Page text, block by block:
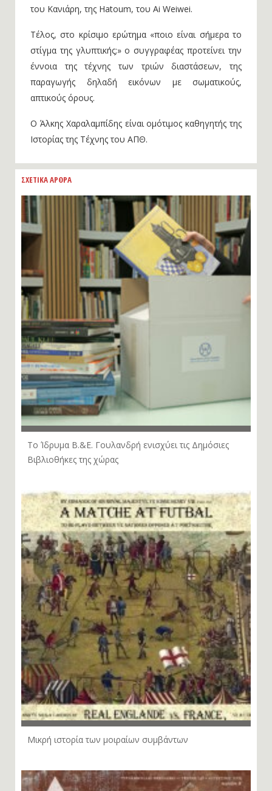
του Κανιάρη, της Hatoum, του Ai Weiwei.
Τέλος, στο κρίσιμο ερώτημα «ποιο είναι σήμερα το
στίγμα της γλυπτικής;» ο συγγραφέας προτείνει την
έννοια της τέχνης των τριών διαστάσεων, της
παραγωγής δηλαδή εικόνων με σωματικούς,
απτικούς όρους.
Ο Άλκης Χαραλαμπίδης είναι ομότιμος καθηγητής της
Ιστορίας της Τέχνης του ΑΠΘ.
ΣΧΕΤΙΚΑ ΑΡΘΡΑ
Το Ίδρυμα Β.&Ε. Γουλανδρή ενισχύει τις Δημόσιες
Βιβλιοθήκες της χώρας
Μικρή ιστορία των μοιραίων συμβάντων